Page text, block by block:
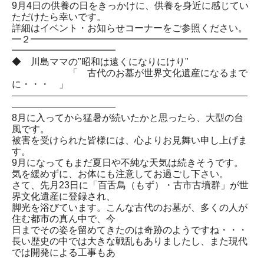
9月4日の供養の日をきっかけに、供養を身近に感じてい
ただけたら幸いです。
詳細はイベント・お知らせコーナーをご参照ください。
━２━━━━━━━━━━━━━━━━━━━━━━━
━━━━━━━━━━━
◆ 川島ママの"昭和は遠くになりにけり"
「 古代のお墓が世界文化遺産になるまで
に・・・ 」
―――――――――――――――――――――――――
―――――――――――
8月に入ってから猛暑が続いたかと思ったら、大型の台
風です。
被害を受けられた皆様には、心よりお見舞い申し上げま
す。
9月になってもまだ夏日や不純な天気は続きそうです。
気を緩めずに、お体にも注意してお過ごし下さい。
さて、先月23日に「百舌鳥（もず）・古市古墳群」が世
界文化遺産に登録され、
脚光を浴びています。こんな古代のお墓が、多くの人が
住む都市の真ん中で、今
日までその姿を留めてきたのは奇跡のようですね・・・
長い歴史の中では大きな戦乱もありましたし、また現代
では開発による工事もあ